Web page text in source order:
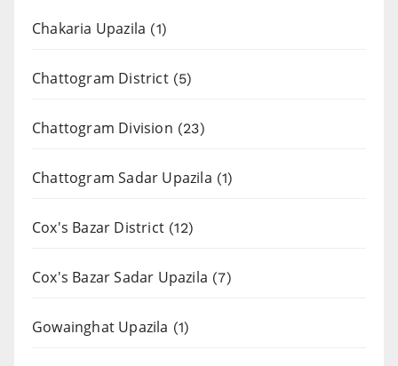
Chakaria Upazila (1)
Chattogram District(5)
Chattogram Division (23)
Chattogram Sadar Upazila (1)
Cox's Bazar District (12)
Cox's Bazar Sadar Upazila (7)
Gowainghat Upazila (1)